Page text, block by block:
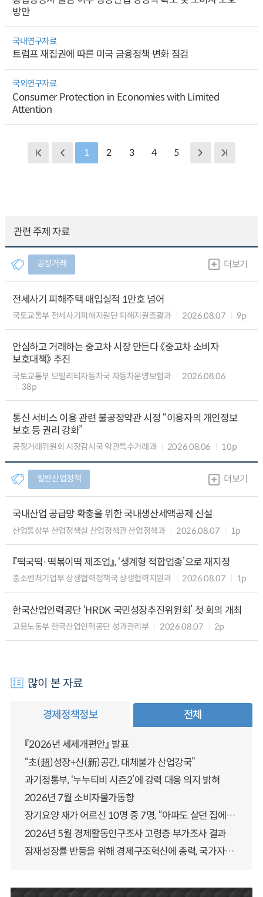
방안
국내연구자료
트럼프 재집권에 따른 미국 금융정책 변화 점검
국외연구자료
Consumer Protection in Economies with Limited
Attention
1 2 3 4 5
관련 주제 자료
공정거래 더보기
전세사기 피해주택 매입실적 1만호 넘어
국토교통부 전세사기피해지원단 피해지원총괄과 2026.08.07 9p
안심하고 거래하는 중고차 시장 만든다 《중고차 소비자
보호대책》 추진
국토교통부 모빌리티자동차국 자동차운영보험과
2026.08.06
38p
통신 서비스 이용 관련 불공정약관 시정 “이용자의 개인정보
보호 등 권리 강화”
공정거래위원회 시장감시국 약관특수거래과 2026.08.06 10p
일반산업정책 더보기
국내산업 공급망 확충을 위한 국내생산세액공제 신설
산업통상부 산업정책실 산업정책관 산업정책과 2026.08.07 1p
『떡국떡·떡볶이떡 제조업』, ‘생계형 적합업종’으로 재지정
중소벤처기업부 상생협력정책국 상생협력지원과 2026.08.07 1p
한국산업인력공단 ‘HRDK 국민성장추진위원회’ 첫 회의 개최
고용노동부 한국산업인력공단 성과관리부 2026.08.07 2p
많이 본 자료
경제정책정보 전체
『2026년 세제개편안』 발표
“초(超)성장+신(新)공간, 대체불가 산업강국”
과기정통부, ‘누누티비 시즌2’에 강력 대응 의지 밝혀
2026년 7월 소비자물가동향
장기요양 재가 어르신 10명 중 7명, “아파도 살던 집에서 살겠다” 「2025년 장기요양실태조사」 결과 발표
2026년 5월 경제활동인구조사 고령층 부가조사 결과
잠재성장률 반등을 위해 경제구조혁신에 총력, 국가자산 관리체계 대전환